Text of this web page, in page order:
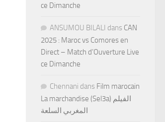
ce Dimanche
ANSUMOU BILALI dans CAN
2025 : Maroc vs Comores en
Direct – Match d’Ouverture Live
ce Dimanche
Chennani dans Film marocain
La marchandise (Sel3a) الفيلم
المغربي السلعة